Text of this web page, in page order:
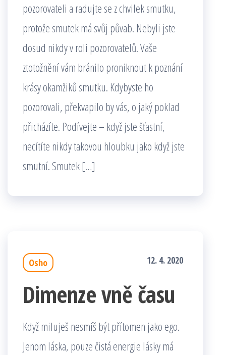
pozorovateli a radujte se z chvilek smutku,
protože smutek má svůj půvab. Nebyli jste
dosud nikdy v roli pozorovatelů. Vaše
ztotožnění vám bránilo proniknout k poznání
krásy okamžiků smutku. Kdybyste ho
pozorovali, překvapilo by vás, o jaký poklad
přicházíte. Podívejte – když jste šťastní,
necítíte nikdy takovou hloubku jako když jste
smutní. Smutek […]
Osho 12. 4. 2020
Dimenze vně času
Když miluješ nesmíš být přítomen jako ego.
Jenom láska, pouze čistá energie lásky má